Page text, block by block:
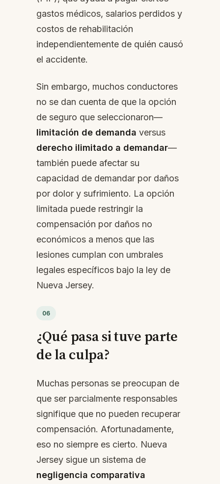
gastos médicos, salarios perdidos y
costos de rehabilitación
independientemente de quién causó
el accidente.
Sin embargo, muchos conductores
no se dan cuenta de que la opción
de seguro que seleccionaron—
limitación de demanda versus
derecho ilimitado a demandar—
también puede afectar su
capacidad de demandar por daños
por dolor y sufrimiento. La opción
limitada puede restringir la
compensación por daños no
económicos a menos que las
lesiones cumplan con umbrales
legales específicos bajo la ley de
Nueva Jersey.
06
¿Qué pasa si tuve parte
de la culpa?
Muchas personas se preocupan de
que ser parcialmente responsables
signifique que no pueden recuperar
compensación. Afortunadamente,
eso no siempre es cierto. Nueva
Jersey sigue un sistema de
negligencia comparativa